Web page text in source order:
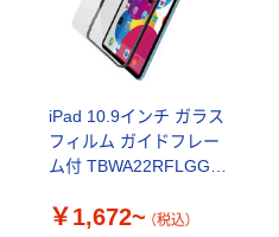
iPad 10.9インチ ガラス
フィルム ガイドフレー
ム付 TBWA22RFLGG
￥1,672~ （税込）